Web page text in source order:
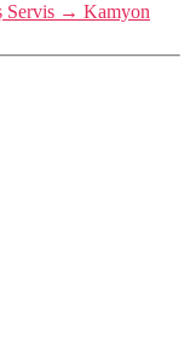
Servis → Kamyon